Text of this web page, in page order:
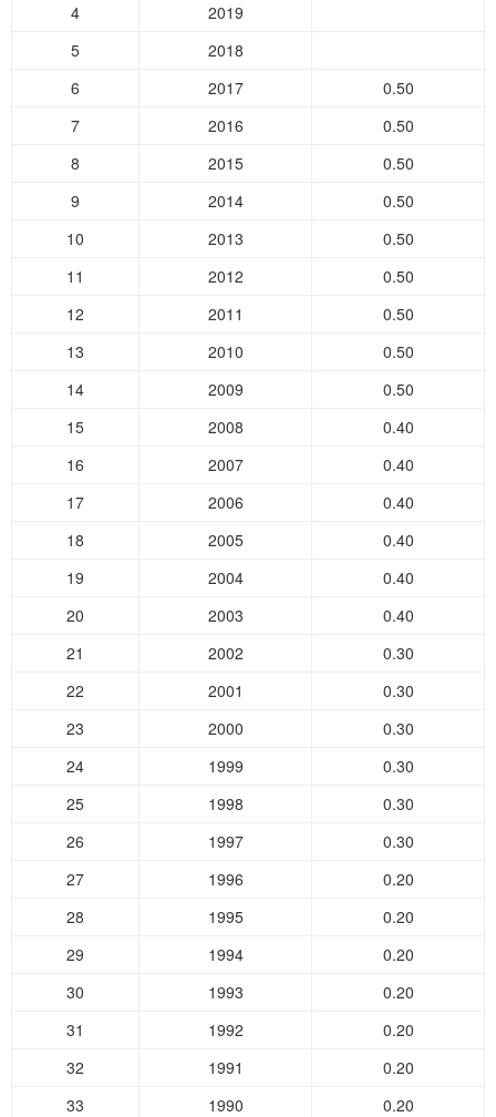
4
2019
5
2018
6
2017
0.50
7
2016
0.50
8
2015
0.50
9
2014
0.50
10
2013
0.50
11
2012
0.50
12
2011
0.50
13
2010
0.50
14
2009
0.50
15
2008
0.40
16
2007
0.40
17
2006
0.40
18
2005
0.40
19
2004
0.40
20
2003
0.40
21
2002
0.30
22
2001
0.30
23
2000
0.30
24
1999
0.30
25
1998
0.30
26
1997
0.30
27
1996
0.20
28
1995
0.20
29
1994
0.20
30
1993
0.20
31
1992
0.20
32
1991
0.20
33
1990 0.20